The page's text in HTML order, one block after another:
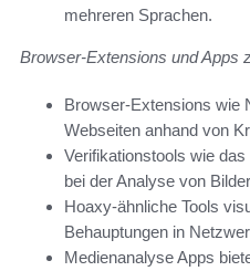
mehreren Sprachen.
Browser-Extensions und Apps
Browser-Extensions wie
Webseiten anhand von
Verifikationstools wie
bei der Analyse von
Hoaxy-ähnliche Tools
Behauptungen in
Medienanalyse Apps